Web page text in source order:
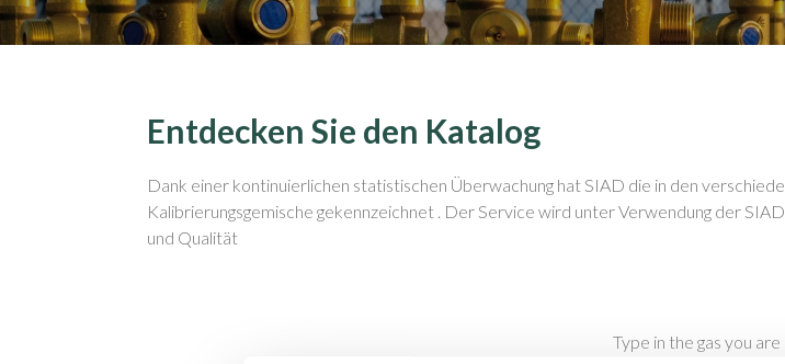
Entdecken Sie den Katalog
Dank einer kontinuierlichen statistischen Überwachung hat SIAD die in den
Kalibrierungsgemische gekennzeichnet . Der Service wird unter Verwendung der
und Qualität